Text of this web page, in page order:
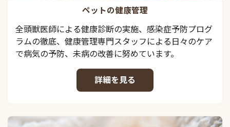
ペットの健康管理
全頭獣医師による健康診断の実施、感染症予防プログ
ラムの徹底、健康管理専門スタッフによる日々のケア
で病気の予防、未病の改善に努めています。
詳細を見る